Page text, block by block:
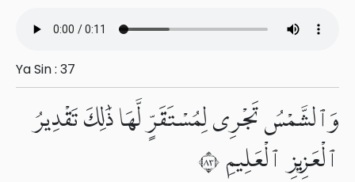
Ya Sin : 37
وَٱلشَّمْسُ تَجْرِى لِمُسْتَقَرٍّ لَّهَا ذَٰلِكَ تَقْدِيرُ
ٱلْعَزِيزِ ٱلْعَلِيمِ ٣٨